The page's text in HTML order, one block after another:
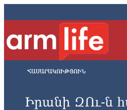
ՀԱՍԱՐԱԿՈՒԹՅՈՒՆ
Իրանի ԶՈւ-ն